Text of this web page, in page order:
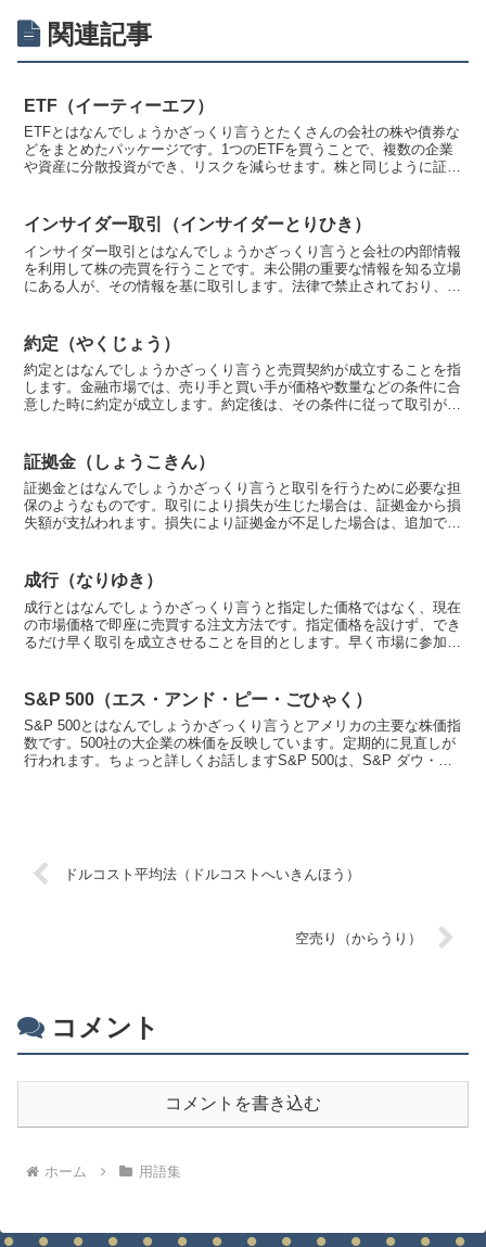
関連記事
ETF（イーティーエフ）
ETFとはなんでしょうかざっくり言うとたくさんの会社の株や債券な
どをまとめたパッケージです。1つのETFを買うことで、複数の企業
や資産に分散投資ができ、リスクを減らせます。株と同じように証券
インサイダー取引（インサイダーとりひき）
インサイダー取引とはなんでしょうかざっくり言うと会社の内部情報
を利用して株の売買を行うことです。未公開の重要な情報を知る立場
にある人が、その情報を基に取引します。法律で禁止されており、違
約定（やくじょう）
約定とはなんでしょうかざっくり言うと売買契約が成立することを指
します。金融市場では、売り手と買い手が価格や数量などの条件に合
意した時に約定が成立します。約定後は、その条件に従って取引が行
証拠金（しょうこきん）
証拠金とはなんでしょうかざっくり言うと取引を行うために必要な担
保のようなものです。取引により損失が生じた場合は、証拠金から損
失額が支払われます。損失により証拠金が不足した場合は、追加で差
成行（なりゆき）
成行とはなんでしょうかざっくり言うと指定した価格ではなく、現在
の市場価格で即座に売買する注文方法です。指定価格を設けず、でき
るだけ早く取引を成立させることを目的とします。早く市場に参加し
S&P 500（エス・アンド・ピー・ごひゃく）
S&P 500とはなんでしょうかざっくり言うとアメリカの主要な株価指
数です。500社の大企業の株価を反映しています。定期的に見直しが
行われます。ちょっと詳しくお話しますS&P 500は、S&P ダウ・ジ
ドルコスト平均法（ドルコストへいきんほう）
空売り（からうり）
コメント
コメントを書き込む
ホーム 用語集